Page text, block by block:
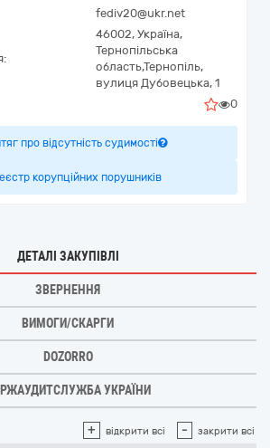
fediv20@ukr.net
46002, Україна,
Тернопільська
область,Тернопіль,
вулиця Дубовецька, 1
0
про відсутність судимості
корупційних порушників
ДЕТАЛІ ЗАКУПІВЛІ
ЗВЕРНЕННЯ
ВИМОГИ/СКАРГИ
DOZORRO
УКРАЇНИ
+ відкрити всі - закрити всі